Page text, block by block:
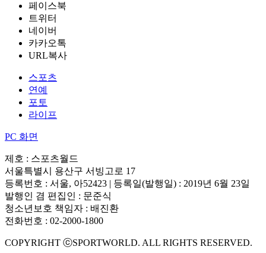
페이스북
트위터
네이버
카카오톡
URL복사
스포츠
연예
포토
라이프
PC 화면
제호 : 스포츠월드
서울특별시 용산구 서빙고로 17
등록번호 : 서울, 아52423 | 등록일(발행일) : 2019년 6월 23일
발행인 겸 편집인 : 문준식
청소년보호 책임자 : 배진환
전화번호 : 02-2000-1800
COPYRIGHT ⓒSPORTWORLD. ALL RIGHTS RESERVED.